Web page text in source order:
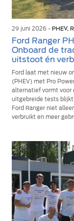
29 juni 2026 - PHEV,
Ford Ranger
Onboard de
uitstoot én
Ford laat met nieuw
(PHEV) met Pro
alternatief vormt voor
uitgebreide tests
Ford Ranger niet
verbruikt en meer